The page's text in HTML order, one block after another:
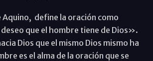
Aquino, define la oración como
que el hombre tiene de Dios».
Dios que el mismo Dios mismo ha
es el alma de la oración que se